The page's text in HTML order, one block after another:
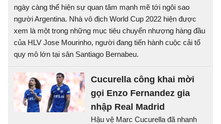
ngày càng thể hiện sự quan tâm mạnh mẽ tới ngôi sao
người Argentina. Nhà vô địch World Cup 2022 hiện được
xem là một trong những mục tiêu chuyển nhượng hàng đầu
của HLV Jose Mourinho, người đang tiến hành cuộc cải tổ
quy mô lớn tại sân Santiago Bernabeu.
Cucurella công khai mời
gọi Enzo Fernandez gia
nhập Real Madrid
Hậu vệ Marc Cucurella đã nhanh